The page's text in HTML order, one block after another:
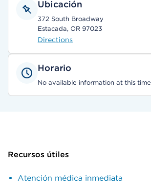
Ubicación
372 South Broadway
Estacada, OR 97023
Directions
Horario
No available information at this time
Recursos útiles
Atención médica inmediata